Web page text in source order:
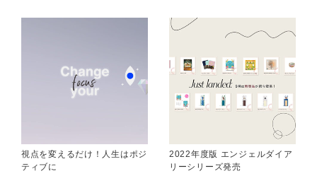
視点を変えるだけ！人生はポジ
ティブに
2022年度版 エンジェルダイア
リーシリーズ発売